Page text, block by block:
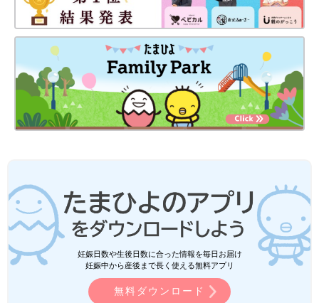
社、貿易会社勤務を経て、通訳・コーディネーターとして活動。
2002年に日本帰国後、複数の医療機関において、メンタルケ
ア、心の悩みやストレスを抱える人々に対して日々カウンセリン
グを行う。また片付けを通した心と気持ちの整え方などのセミナ
ーなども行う。著書に、『「心のガラクタ」を捨てる生き方:
「自分は自分」と言い切る強さをつくる本』（三笠書房）、『モ
ノを捨てればうまくいく 断捨離のすすめ』（同文館出版）など
がある。
す。
妊娠日数や生後日数に合った情報を毎日お届け
妊娠中から産後まで長く使える無料アプリ
無料ダウンロード